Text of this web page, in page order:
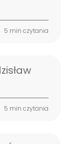
5 min czytania
5 min czytania